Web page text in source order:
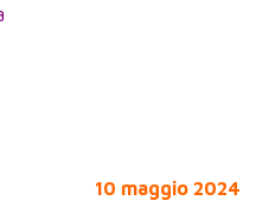
10 maggio 2024